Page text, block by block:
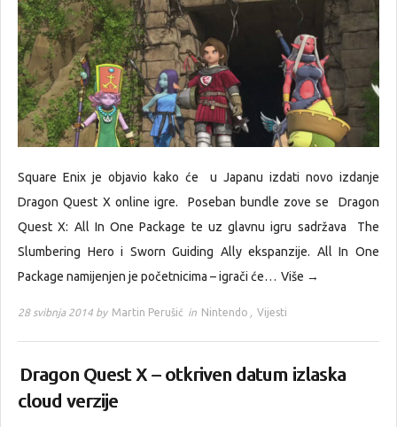
Square Enix je objavio kako će u Japanu izdati novo izdanje
Dragon Quest X online igre. Poseban bundle zove se Dragon
Quest X: All In One Package te uz glavnu igru sadržava The
Slumbering Hero i Sworn Guiding Ally ekspanzije. All In One
Package namijenjen je početnicima – igrači će… Više →
28 svibnja 2014 by Martin Perušić in Nintendo , Vijesti
Dragon Quest X – otkriven datum izlaska
cloud verzije